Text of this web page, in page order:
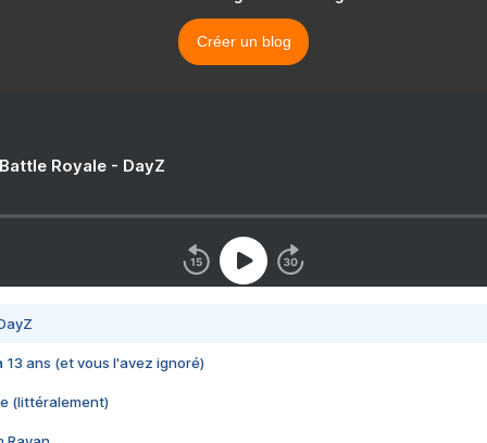
Créer un blog
Royale - DayZ
13 ans (et vous l'avez ignoré)
(littéralement)